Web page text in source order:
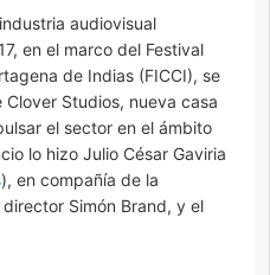
audiovisual
en el marco del Festival
de Indias (FICCI), se
Studios, nueva casa
el sector en el ámbito
lo hizo Julio César Gaviria
), en compañía de la
Simón Brand, y el